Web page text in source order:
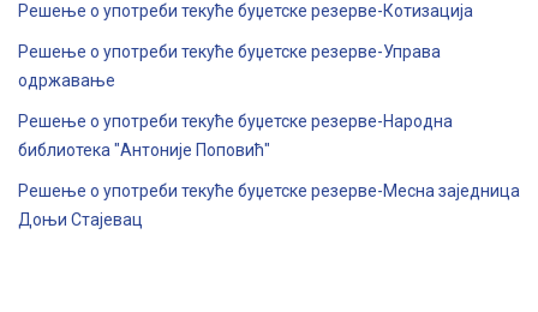
Решење о употреби текуће буџетске резерве-Котизација
Решење о употреби текуће буџетске резерве-Управа
одржавање
Решење о употреби текуће буџетске резерве-Народна
библиотека "Антоније Поповић"
Решење о употреби текуће буџетске резерве-Месна заједница
Доњи Стајевац